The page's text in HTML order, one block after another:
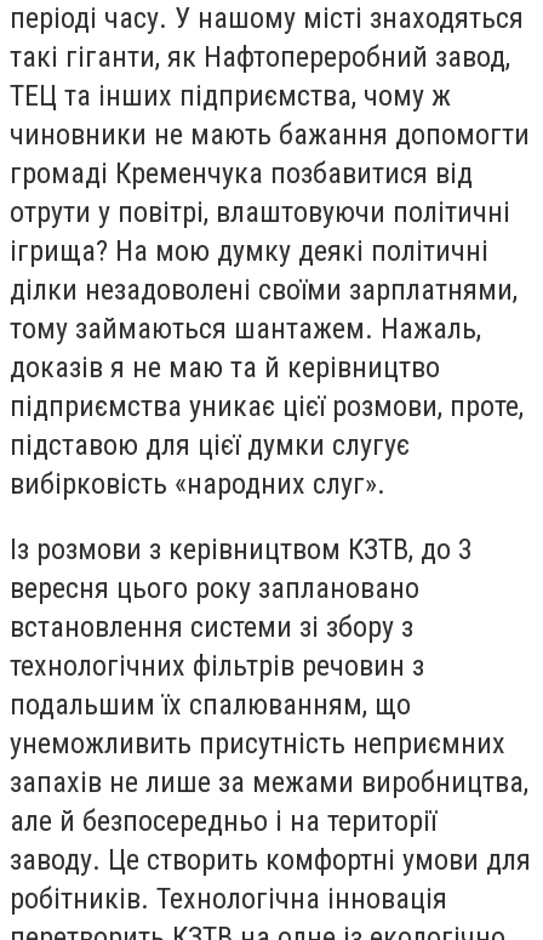
періоді часу. У нашому місті знаходяться
такі гіганти, як Нафтопереробний завод,
ТЕЦ та інших підприємства, чому ж
чиновники не мають бажання допомогти
громаді Кременчука позбавитися від
отрути у повітрі, влаштовуючи політичні
ігрища? На мою думку деякі політичні
ділки незадоволені своїми зарплатнями,
тому займаються шантажем. Нажаль,
доказів я не маю та й керівництво
підприємства уникає цієї розмови, проте,
підставою для цієї думки слугує
вибірковість «народних слуг».
Із розмови з керівництвом КЗТВ, до 3
вересня цього року заплановано
встановлення системи зі збору з
технологічних фільтрів речовин з
подальшим їх спалюванням, що
унеможливить присутність неприємних
запахів не лише за межами виробництва,
але й безпосередньо і на території
заводу. Це створить комфортні умови для
робітників. Технологічна інновація